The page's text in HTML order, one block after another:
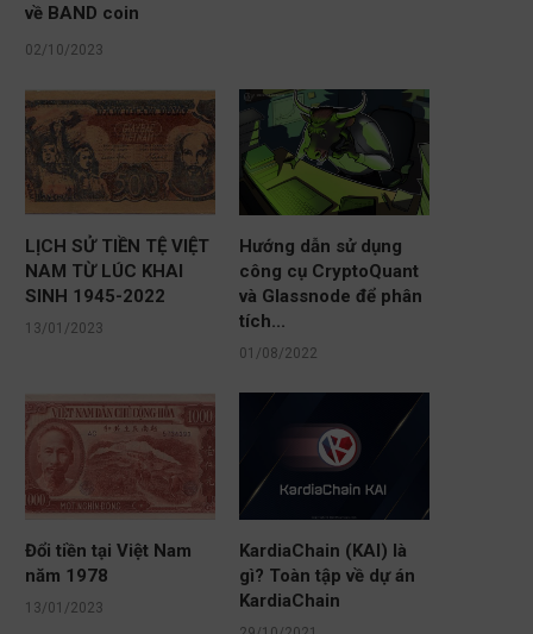
về BAND coin
02/10/2023
LỊCH SỬ TIỀN TỆ VIỆT
NAM TỪ LÚC KHAI
SINH 1945-2022
13/01/2023
Hướng dẫn sử dụng
công cụ CryptoQuant
và Glassnode để phân
tích...
01/08/2022
Đổi tiền tại Việt Nam
năm 1978
13/01/2023
KardiaChain (KAI) là
gì? Toàn tập về dự án
KardiaChain